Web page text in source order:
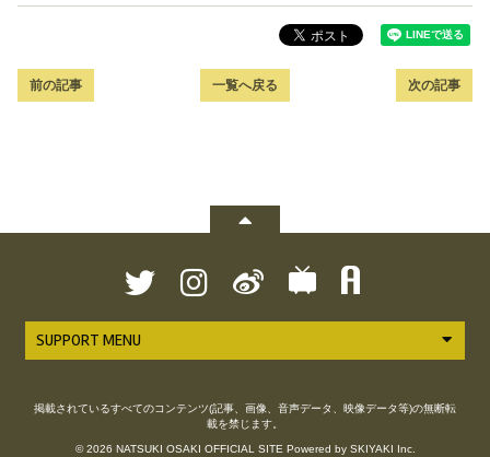
前の記事 一覧へ戻る 次の記事
SUPPORT MENU
掲載されているすべてのコンテンツ(記事、画像、音声データ、映像データ等)の無断転
載を禁じます。
© 2026 NATSUKI OSAKI OFFICIAL SITE Powered by SKIYAKI Inc.